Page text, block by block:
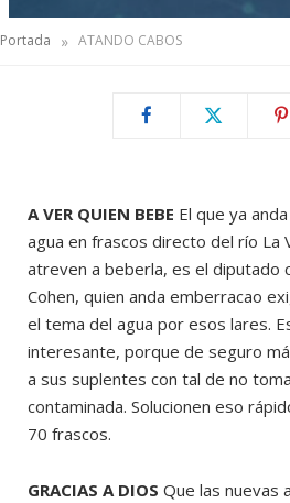
Portada » ATANDO CABOS
A VER QUIEN BEBE El que ya
agua en frascos directo del río La
atreven a beberla, es el diputado
Cohen, quien anda emberracao
el tema del agua por esos lares.
interesante, porque de seguro
a sus suplentes con tal de no
contaminada. Solucionen eso
70 frascos.
GRACIAS A DIOS Que las nuevas